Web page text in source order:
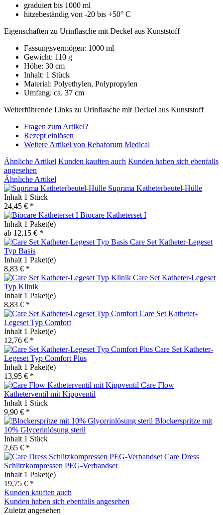
graduiert bis 1000 ml
hitzebeständig von -20 bis +50° C
Eigenschaften zu Urinflasche mit Deckel aus Kunststoff
Fassungsvermögen: 1000 ml
Gewicht: 110 g
Höhe: 30 cm
Inhalt: 1 Stück
Material: Polyethylen, Polypropylen
Umfang: ca. 37 cm
Weiterführende Links zu Urinflasche mit Deckel aus Kunststoff
Fragen zum Artikel?
Rezept einlösen
Weitere Artikel von Rehaforum Medical
Ähnliche Artikel Kunden kauften auch Kunden haben sich ebenfalls
angesehen
Ähnliche Artikel
Suprima Katheterbeutel-Hülle
Inhalt 1 Stück
24,45 € *
Biocare Katheterset I
Inhalt 1 Paket(e)
ab 12,15 € *
Care Set Katheter-Legeset
Typ Basis
Inhalt 1 Paket(e)
8,83 € *
Care Set Katheter-Legeset
Typ Klinik
Inhalt 1 Paket(e)
8,83 € *
Care Set Katheter-
Legeset Typ Comfort
Inhalt 1 Paket(e)
12,76 € *
Care Set Katheter-
Legeset Typ Comfort Plus
Inhalt 1 Paket(e)
13,95 € *
Care Flow
Katheterventil mit Kippventil
Inhalt 1 Stück
9,90 € *
Blockerspritze mit
10% Glycerinlösung steril
Inhalt 1 Stück
2,65 € *
Care Dress
Schlitzkompressen PEG-Verbandset
Inhalt 1 Paket(e)
19,75 € *
Kunden kauften auch
Kunden haben sich ebenfalls angesehen
Zuletzt angesehen